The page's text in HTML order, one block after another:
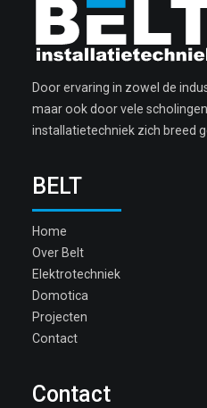
Door ervaring in zowel de
maar ook door vele
installatietechniek zich breed
BELT
Home
Over Belt
Elektrotechniek
Domotica
Projecten
Contact
Contact